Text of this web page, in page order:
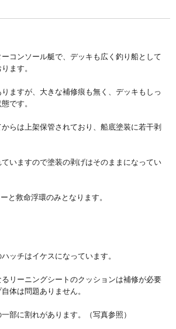
コンソール艇で、デッキも広く釣り船として
ます。
ますが、大きな補修痕も無く、デッキもしっ
です。
らは上架保管されており、船底塗装に若干剥
いますので塗装の剥げはそのままになってい
と救命浮環のみとなります。
ッチはイケスになっています。
るリーニングシートのクッションは補修が必要
体は問題ありません。
部に割れがあります。（写真参照）